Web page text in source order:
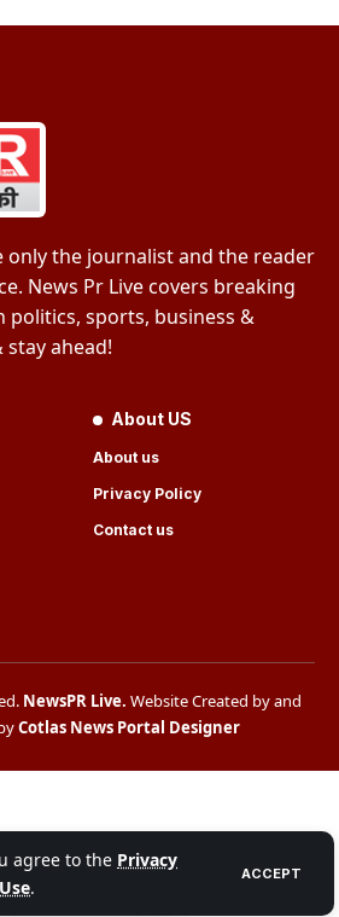
agree to the Privacy
.
ACCEPT
only the journalist and the reader
News Pr Live covers breaking
politics, sports, business &
stay ahead!
About US
About us
Privacy Policy
Contact us
NewsPR Live. Website Created by and
Cotlas News Portal Designer